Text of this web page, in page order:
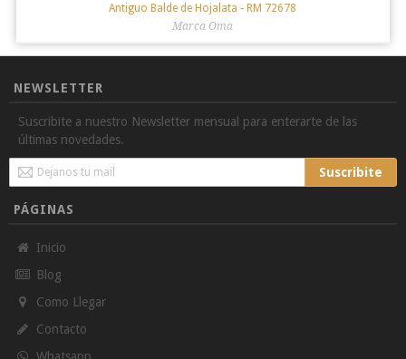
Antiguo Balde de Hojalata - RM 72678
Marca Oma
NEWSLETTER
Suscribite a nuestro Newsletter mensual para enterarte de las
últimas novedades.
Sign
Up
for
Suscribite
PÁGINAS
Inicio
Blog
Como Llegar
Contacto